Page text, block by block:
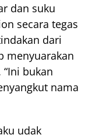
dan suku
secara tegas
dari
menyuarakan
bukan
nama
udak